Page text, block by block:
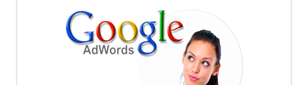
Nếu bạn đang cần quảng cáo, thiết kế web,
triển Website cho doanh nghiệp mình
. Đừng chần
chừ hãy nhấc máy lên và gọi ngay cho chúng tôi theo
Hotline: 0964 82 6644 (24/7) hoặc email:
để được tư vấn chuyên